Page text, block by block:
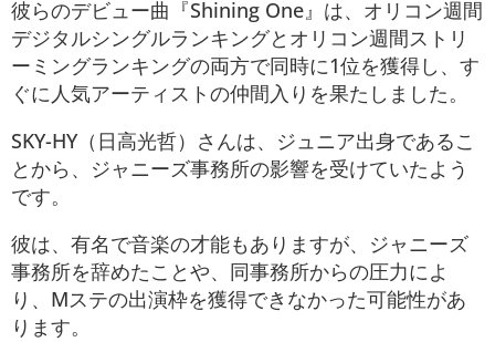
彼らのデビュー曲『Shining One』は、オリコン週間
デジタルシングルランキングとオリコン週間ストリ
ーミングランキングの両方で同時に1位を獲得し、す
ぐに人気アーティストの仲間入りを果たしました。
SKY-HY（日高光哲）さんは、ジュニア出身であるこ
とから、ジャニーズ事務所の影響を受けていたよう
です。
彼は、有名で音楽の才能もありますが、ジャニーズ
事務所を辞めたことや、同事務所からの圧力によ
り、Mステの出演枠を獲得できなかった可能性があ
ります。